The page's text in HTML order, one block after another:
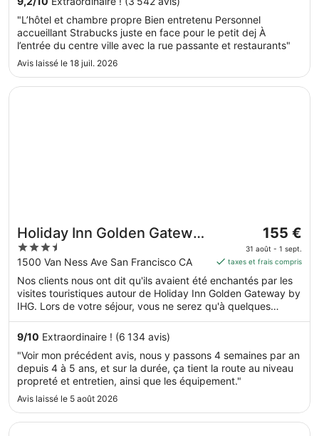
août.
services et équipements comme 2 des restaurants et 2 des
bars, sans oublier un spa proposant des soins complets. Cet
hébergement propose des services et équipements pour
chouchouter les boules de tous poils, notamment des
gamelles pour l'eau et la nourriture.
"L’hôtel et chambre propre Bien entretenu Personnel
accueillant Strabucks juste en face pour le petit dej À
l’entrée du centre ville avec la rue passante et restaurants"
Avis laissé le 18 juil. 2026
Holiday Inn Golden Gateway
by IHG
3.5
out
of
5
1500 Van Ness Ave San Francisco CA
Le
prix
est
de 155 €
par
nuit
sept..
155 €
31 août - 1 sept.
taxes et frais compris
Nos clients nous ont dit qu'ils avaient été enchantés par les
visites touristiques autour de Holiday Inn Golden Gateway by
IHG. Lors de votre séjour, vous ne serez qu'à quelques
minutes de marche de Van Ness Avenue. Parmi les
prestations de cet hébergement, on compte l'accès Wi-Fi à
Internet gratuit, une piscine extérieure et une salle de fitness
ouverte 24 h/24.
9/10 Extraordinaire ! (6 134 avis)
"Voir mon précédent avis, nous y passons 4 semaines par an
depuis 4 à 5 ans, et sur la durée, ça tient la route au niveau
propreté et entretien, ainsi que les équipement."
Avis laissé le 5 août 2026
S’ouvre dans une nouvelle fenêtre
Holiday Inn Golden Gateway by IHG
S’ouvre dans une nouvelle fenêtre
Hotel Riu Plaza Fisherman's Wharf